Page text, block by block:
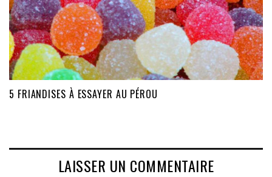
5 FRIANDISES À ESSAYER AU PÉROU
LAISSER UN COMMENTAIRE